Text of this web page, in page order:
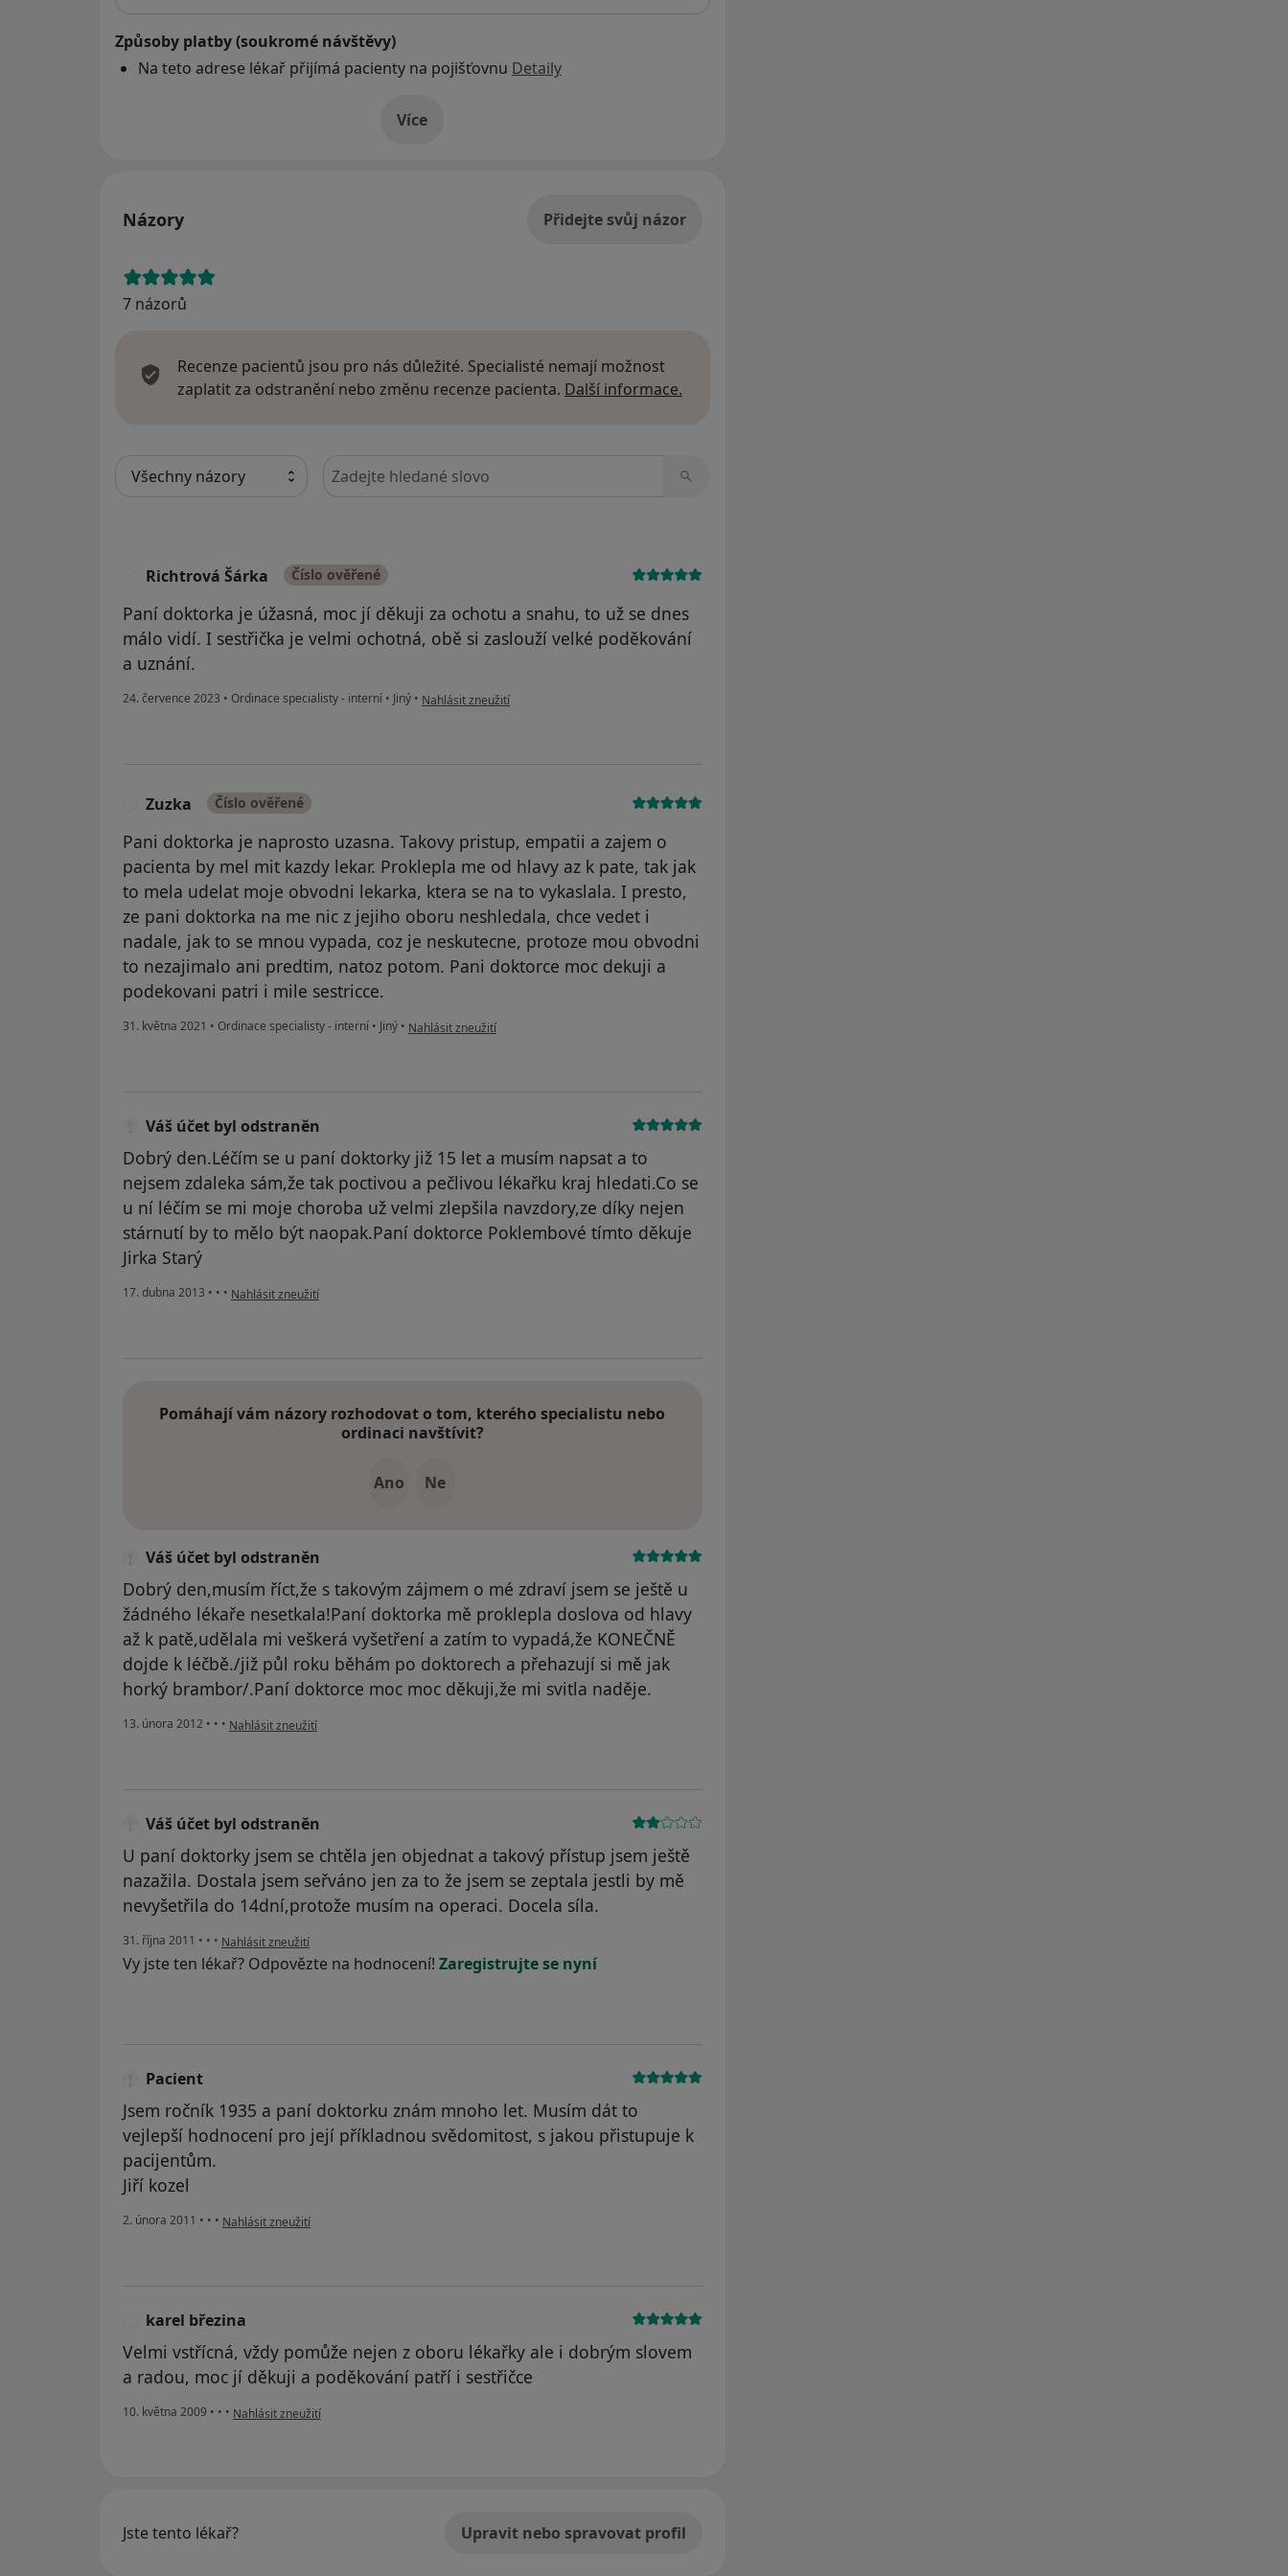
Způsoby platby (soukromé návštěvy)
Na teto adrese lékař přijímá pacienty na pojišťovnu Detaily
Víceo adrese
Názory Přidejte svůj názor
7 názorů
Recenze pacientů jsou pro nás důležité. Specialisté nemají možnost
zaplatit za odstranění nebo změnu recenze pacienta. Další informace.
Hledejte v názorech
Richtrová Šárka Číslo ověřené
Paní doktorka je úžasná, moc jí děkuji za ochotu a snahu, to už se dnes
málo vidí. I sestřička je velmi ochotná, obě si zaslouží velké poděkování
a uznání.
24. července 2023 • Ordinace specialisty - interní • Jiný • podle názoru uživatele Richtrová Šárka
Nahlásit zneužití
Zuzka Číslo ověřené
Pani doktorka je naprosto uzasna. Takovy pristup, empatii a zajem o
pacienta by mel mit kazdy lekar. Proklepla me od hlavy az k pate, tak jak
to mela udelat moje obvodni lekarka, ktera se na to vykaslala. I presto,
ze pani doktorka na me nic z jejiho oboru neshledala, chce vedet i
nadale, jak to se mnou vypada, coz je neskutecne, protoze mou obvodni
to nezajimalo ani predtim, natoz potom. Pani doktorce moc dekuji a
podekovani patri i mile sestricce.
31. května 2021 • Ordinace specialisty - interní • Jiný • podle názoru uživatele Zuzka
Nahlásit zneužití
Váš účet byl odstraněn
Dobrý den.Léčím se u paní doktorky již 15 let a musím napsat a to
nejsem zdaleka sám,že tak poctivou a pečlivou lékařku kraj hledati.Co se
u ní léčím se mi moje choroba už velmi zlepšila navzdory,ze díky nejen
stárnutí by to mělo být naopak.Paní doktorce Poklembové tímto děkuje
Jirka Starý
17. dubna 2013 • • • podle názoru uživatele Váš účet byl odstraněn
Nahlásit zneužití
Pomáhají vám názory rozhodovat o tom, kterého specialistu nebo
ordinaci navštívit?
Ano Ne
Váš účet byl odstraněn
Dobrý den,musím říct,že s takovým zájmem o mé zdraví jsem se ještě u
žádného lékaře nesetkala!Paní doktorka mě proklepla doslova od hlavy
až k patě,udělala mi veškerá vyšetření a zatím to vypadá,že KONEČNĚ
dojde k léčbě./již půl roku běhám po doktorech a přehazují si mě jak
horký brambor/.Paní doktorce moc moc děkuji,že mi svitla naděje.
13. února 2012 • • • podle názoru uživatele Váš účet byl odstraněn
Nahlásit zneužití
Váš účet byl odstraněn
U paní doktorky jsem se chtěla jen objednat a takový přístup jsem ještě
nazažila. Dostala jsem seřváno jen za to že jsem se zeptala jestli by mě
nevyšetřila do 14dní,protože musím na operaci. Docela síla.
31. října 2011 • • • podle názoru uživatele Váš účet byl odstraněn
Nahlásit zneužití
Vy jste ten lékař? Odpovězte na hodnocení! Zaregistrujte se nyní
Pacient
Jsem ročník 1935 a paní doktorku znám mnoho let. Musím dát to
vejlepší hodnocení pro její příkladnou svědomitost, s jakou přistupuje k
pacijentům.
Jiří kozel
2. února 2011 • • • podle názoru uživatele Pacient
Nahlásit zneužití
karel březina
Velmi vstřícná, vždy pomůže nejen z oboru lékařky ale i dobrým slovem
a radou, moc jí děkuji a poděkování patří i sestřičce
10. května 2009 • • • podle názoru uživatele karel březina
Nahlásit zneužití
Jste tento lékař? Upravit nebo spravovat profil